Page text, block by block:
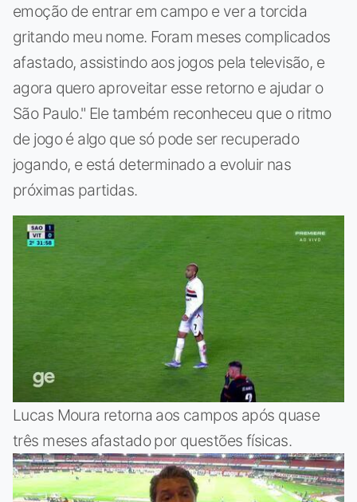
emoção de entrar em campo e ver a torcida
gritando meu nome. Foram meses complicados
afastado, assistindo aos jogos pela televisão, e
agora quero aproveitar esse retorno e ajudar o
São Paulo." Ele também reconheceu que o ritmo
de jogo é algo que só pode ser recuperado
jogando, e está determinado a evoluir nas
próximas partidas.
Lucas Moura retorna aos campos após quase
três meses afastado por questões físicas.